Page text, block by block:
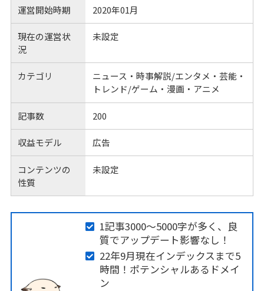
運営開始時期 2020年01月
現在の運営状
況
未設定
カテゴリ
ニュース・時事解説/エンタメ・芸能・
トレンド/ゲーム・漫画・アニメ
記事数 200
収益モデル 広告
コンテンツの
性質
未設定
1記事3000～5000字が多く、良
質でアップデート影響なし！
22年9月現在インデックスまで5
時間！ポテンシャルあるドメイ
ン